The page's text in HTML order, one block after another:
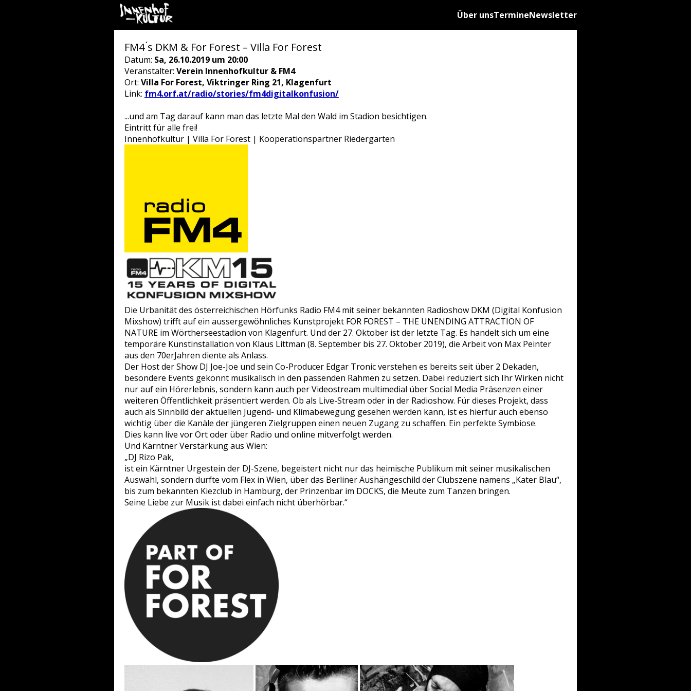
Über unsTermineNewsletter
FM4 ́s DKM & For Forest – Villa For Forest
Datum: Sa, 26.10.2019 um 20:00
Veranstalter: Verein Innenhofkultur & FM4
Ort: Villa For Forest, Viktringer Ring 21, Klagenfurt
Link: fm4.orf.at/radio/stories/fm4digitalkonfusion/
...und am Tag darauf kann man das letzte Mal den Wald im Stadion besichtigen.
Eintritt für alle frei!
Innenhofkultur | Villa For Forest | Kooperationspartner Riedergarten
Die Urbanität des österreichischen Hörfunks Radio FM4 mit seiner bekannten Radioshow DKM (Digital Konfusion
Mixshow) trifft auf ein aussergewöhnliches Kunstprojekt FOR FOREST – THE UNENDING ATTRACTION OF
NATURE im Wörtherseestadion von Klagenfurt. Und der 27. Oktober ist der letzte Tag. Es handelt sich um eine
temporäre Kunstinstallation von Klaus Littman (8. September bis 27. Oktober 2019), die Arbeit von Max Peinter
aus den 70erJahren diente als Anlass.
Der Host der Show DJ Joe-Joe und sein Co-Producer Edgar Tronic verstehen es bereits seit über 2 Dekaden,
besondere Events gekonnt musikalisch in den passenden Rahmen zu setzen. Dabei reduziert sich Ihr Wirken nicht
nur auf ein Hörerlebnis, sondern kann auch per Videostream multimedial über Social Media Präsenzen einer
weiteren Öffentlichkeit präsentiert werden. Ob als Live-Stream oder in der Radioshow. Für dieses Projekt, dass
auch als Sinnbild der aktuellen Jugend- und Klimabewegung gesehen werden kann, ist es hierfür auch ebenso
wichtig über die Kanäle der jüngeren Zielgruppen einen neuen Zugang zu schaffen. Ein perfekte Symbiose.
Dies kann live vor Ort oder über Radio und online mitverfolgt werden.
Und Kärntner Verstärkung aus Wien:
„DJ Rizo Pak,
ist ein Kärntner Urgestein der DJ-Szene, begeistert nicht nur das heimische Publikum mit seiner musikalischen
Auswahl, sondern durfte vom Flex in Wien, über das Berliner Aushängeschild der Clubszene namens „Kater Blau“,
bis zum bekannten Kiezclub in Hamburg, der Prinzenbar im DOCKS, die Meute zum Tanzen bringen.
Seine Liebe zur Musik ist dabei einfach nicht überhörbar.“